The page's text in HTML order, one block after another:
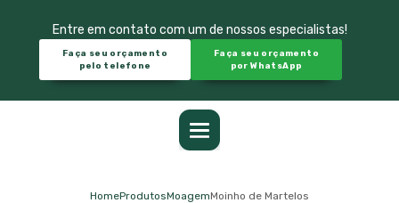
Entre em contato com um de nossos especialistas!
Faça seu orçamento
pelo telefone
Faça seu orçamento
por WhatsApp
HomeProdutosMoagemMoinho de Martelos